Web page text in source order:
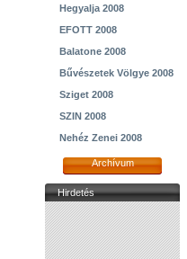
Hegyalja 2008
EFOTT 2008
Balatone 2008
Bűvészetek Völgye 2008
Sziget 2008
SZIN 2008
Nehéz Zenei 2008
Archívum
Hirdetés